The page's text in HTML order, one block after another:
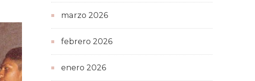
marzo 2026
febrero 2026
enero 2026